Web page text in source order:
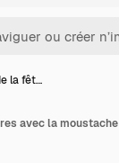
la fêt…
avec la moustache